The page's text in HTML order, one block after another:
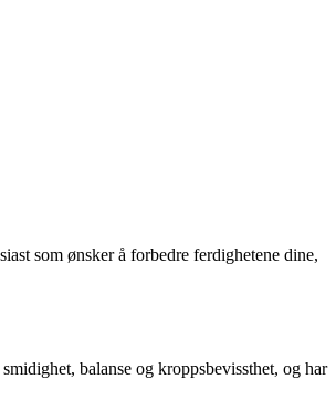
som ønsker å forbedre ferdighetene dine,
balanse og kroppsbevissthet, og har